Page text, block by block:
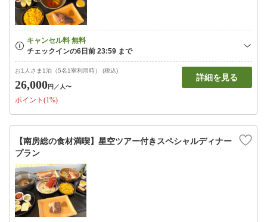
お1人さま1泊（5名1室利用時） (税込)
26,000円 ／人〜
ポイント(1%)
詳細を見る
【南房総の食材満喫】星空ツアー付きスペシャルディナー
プラン